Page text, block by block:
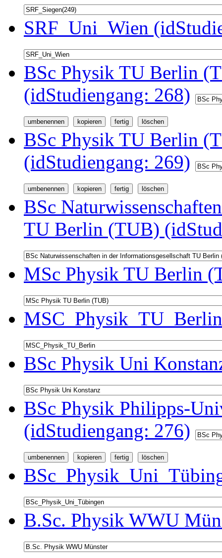
SRF_Uni_Wien
BSc Physik TU Berlin
(idStudiengang: 268)
BSc Physik TU Berlin
(idStudiengang: 269)
BSc
TU Berlin (TUB)
MSc Physik TU Berlin
BSc Physik Uni
BSc Physik Philipps-
(idStudiengang: 276)
B.Sc. Physik WWU